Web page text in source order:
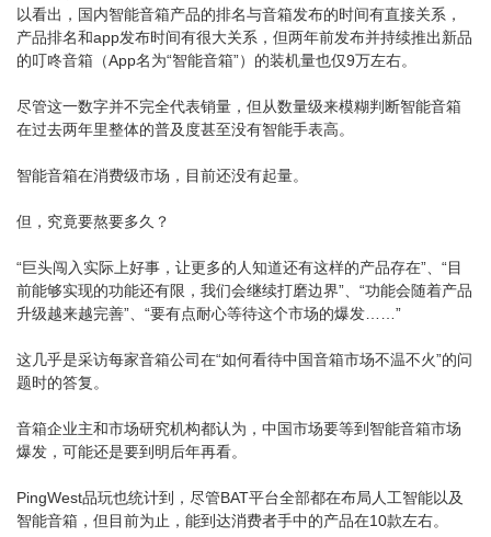
以看出，国内智能音箱产品的排名与音箱发布的时间有直接关系，
产品排名和app发布时间有很大关系，但两年前发布并持续推出新品
的叮咚音箱（App名为“智能音箱”）的装机量也仅9万左右。
尽管这一数字并不完全代表销量，但从数量级来模糊判断智能音箱
在过去两年里整体的普及度甚至没有智能手表高。
智能音箱在消费级市场，目前还没有起量。
但，究竟要熬要多久？
“巨头闯入实际上好事，让更多的人知道还有这样的产品存在”、“目
前能够实现的功能还有限，我们会继续打磨边界”、“功能会随着产品
升级越来越完善”、“要有点耐心等待这个市场的爆发……”
这几乎是采访每家音箱公司在“如何看待中国音箱市场不温不火”的问
题时的答复。
音箱企业主和市场研究机构都认为，中国市场要等到智能音箱市场
爆发，可能还是要到明后年再看。
PingWest品玩也统计到，尽管BAT平台全部都在布局人工智能以及
智能音箱，但目前为止，能到达消费者手中的产品在10款左右。